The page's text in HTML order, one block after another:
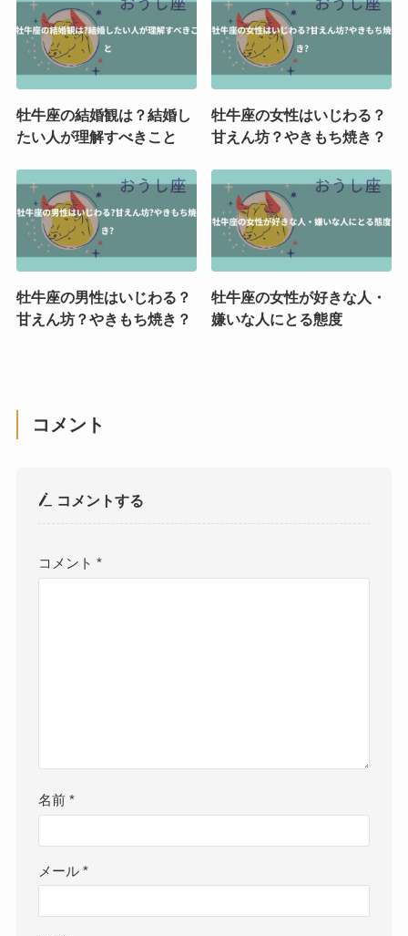
牡牛座の結婚観は？結婚し
たい人が理解すべきこと
牡牛座の女性はいじわる？
甘えん坊？やきもち焼き？
牡牛座の男性はいじわる？
甘えん坊？やきもち焼き？
牡牛座の女性が好きな人・
嫌いな人にとる態度
コメント
コメントする
コメント*
名前*
メール*